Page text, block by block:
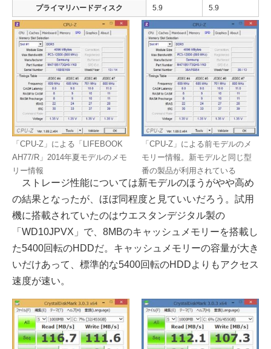
プライマリハードディスク 5.9 5.9
「CPU-Z」による「LIFEBOOK
AH77/R」2014年夏モデルのメモ
リー情報
「CPU-Z」による前モデルのメ
モリー情報。新モデルと同じ型
番の製品が利用されている
ストレージ性能については新モデルのほうがやや高め
の結果となったが、ほぼ同程度と見ていいだろう。試用
機に搭載されていたのはウエスタンデジタル製の
「WD10JPVX」で、8MBのキャッシュメモリーを搭載し
た5400回転のHDDだ。キャッシュメモリーの容量が大き
いだけあって、標準的な5400回転のHDDよりもアクセス
速度が速い。